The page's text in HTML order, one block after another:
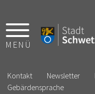
MENÜ
Kontakt Newsletter
Gebärdensprache